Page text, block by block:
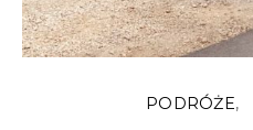
PODRÓŻE